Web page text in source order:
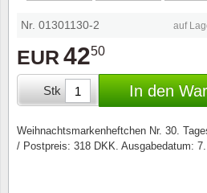
Nr. 01301130-2
EUR 4250
auf
Stk In den
Weihnachtsmarkenheftchen Nr. 30.
/ Postpreis: 318 DKK. Ausgabedatum:
Markenheftchen
Sondermappen
Weihnachtsaufhänger
Pinzette
Anderes Zubehör